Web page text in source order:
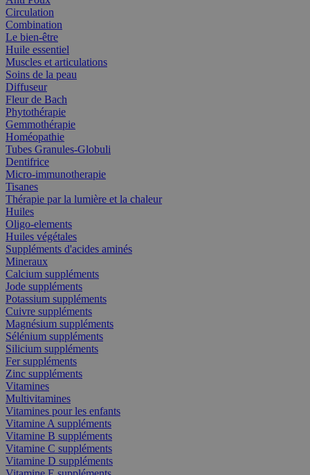
Circulation
Combination
Le bien-être
Huile essentiel
Muscles et articulations
Soins de la peau
Diffuseur
Fleur de Bach
Phytothérapie
Gemmothérapie
Homéopathie
Tubes Granules-Globuli
Dentifrice
Micro-immunotherapie
Tisanes
Thérapie par la lumière et la chaleur
Huiles
Oligo-elements
Huiles végétales
Suppléments d'acides aminés
Mineraux
Calcium suppléments
Jode suppléments
Potassium suppléments
Cuivre suppléments
Magnésium suppléments
Sélénium suppléments
Silicium suppléments
Fer suppléments
Zinc suppléments
Vitamines
Multivitamines
Vitamines pour les enfants
Vitamine A suppléments
Vitamine B suppléments
Vitamine C suppléments
Vitamine D suppléments